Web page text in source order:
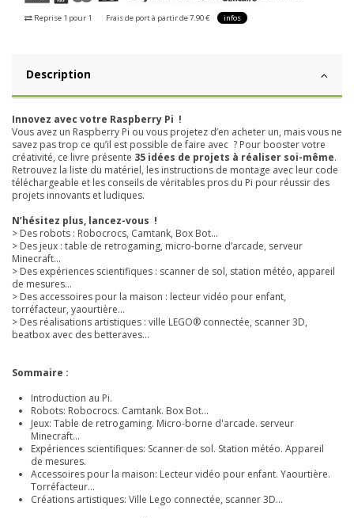
Reprise 1 pour 1 Frais de port à partir de 7.90 € infos
Description
Innovez avec votre Raspberry Pi !
Vous avez un Raspberry Pi ou vous projetez d’en acheter un, mais vous ne
savez pas trop ce qu’il est possible de faire avec ? Pour booster votre
créativité, ce livre présente 35 idées de projets à réaliser soi-même.
Retrouvez la liste du matériel, les instructions de montage avec leur code
téléchargeable et les conseils de véritables pros du Pi pour réussir des
projets innovants et ludiques.
N’hésitez plus, lancez-vous !
> Des robots : Robocrocs, Camtank, Box Bot…
> Des jeux : table de retrogaming, micro-borne d’arcade, serveur
Minecraft…
> Des expériences scientifiques : scanner de sol, station météo, appareil
de mesures…
> Des accessoires pour la maison : lecteur vidéo pour enfant,
torréfacteur, yaourtière…
> Des réalisations artistiques : ville LEGO® connectée, scanner 3D,
beatbox avec des betteraves…
Sommaire :
Introduction au Pi.
Robots: Robocrocs. Camtank. Box Bot...
Jeux: Table de retrogaming. Micro-borne d'arcade. serveur
Minecraft...
Expériences scientifiques: Scanner de sol. Station météo. Appareil
de mesures.
Accessoires pour la maison: Lecteur vidéo pour enfant. Yaourtière.
Torréfacteur...
Créations artistiques: Ville Lego connectée, scanner 3D...